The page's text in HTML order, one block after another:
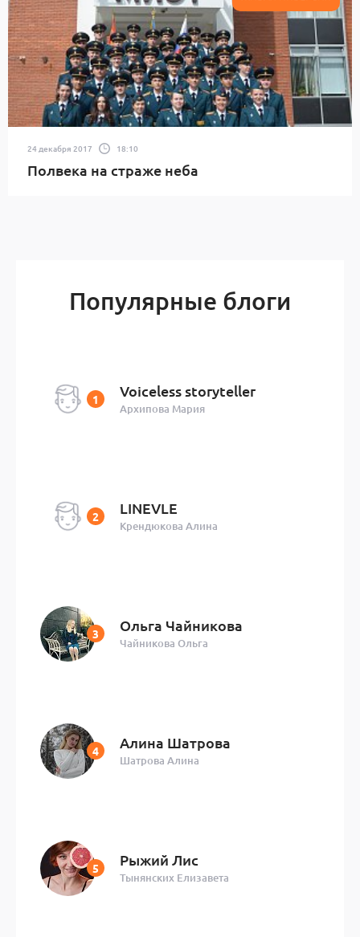
24 декабря 2017 18:10
Полвека на страже неба
Популярные блоги
Voiceless storyteller
Архипова Мария
LINEVLE
Крендюкова Алина
Ольга Чайникова
Чайникова Ольга
Алина Шатрова
Шатрова Алина
Рыжий Лис
Тынянских Елизавета